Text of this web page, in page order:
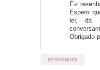
Fiz
Espero
ler, dá
Obrigado
RESPONDER